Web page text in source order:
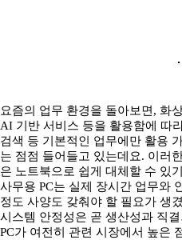
요즘의 업무 환경을 돌아보면, 화
AI 기반 서비스 등을 활용함에 따
검색 등 기본적인 업무에만 활용
는 점점 들어들고 있는데요. 이러
은 노트북으로 쉽게 대체할 수 있
사무용 PC는 실제 장시간 업무와
정도 사양도 갖춰야 할 필요가 생
시스템 안정성은 곧 생산성과 직
PC가 여전히 관련 시장에서 높은